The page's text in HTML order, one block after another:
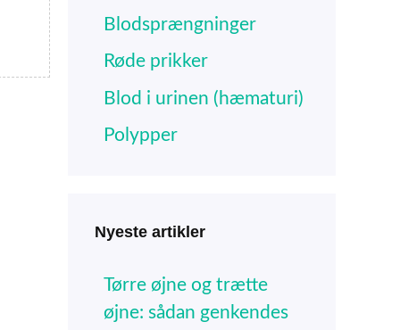
Blodsprængninger
Røde prikker
Blod i urinen (hæmaturi)
Polypper
Nyeste artikler
Tørre øjne og trætte
øjne: sådan genkendes